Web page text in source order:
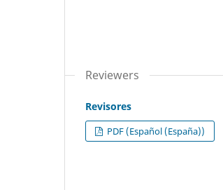
Reviewers
Revisores
PDF (Español (España))